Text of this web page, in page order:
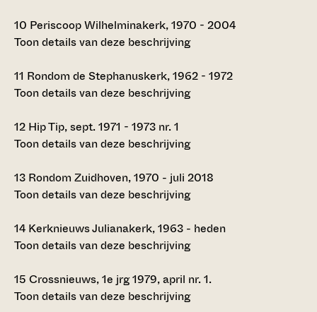
10 Periscoop Wilhelminakerk, 1970 - 2004
Toon details van deze beschrijving
11 Rondom de Stephanuskerk, 1962 - 1972
Toon details van deze beschrijving
12 Hip Tip, sept. 1971 - 1973 nr. 1
Toon details van deze beschrijving
13 Rondom Zuidhoven, 1970 - juli 2018
Toon details van deze beschrijving
14 Kerknieuws Julianakerk, 1963 - heden
Toon details van deze beschrijving
15 Crossnieuws, 1e jrg 1979, april nr. 1.
Toon details van deze beschrijving